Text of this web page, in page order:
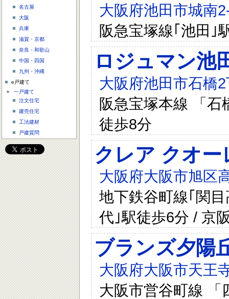
大阪府池田市城南
阪急宝塚線｢池田｣
ロジュマン池
大阪府池田市石橋
阪急宝塚本線 「石
徒歩8分
クレア クオー
大阪府大阪市旭区
地下鉄谷町線｢関
代｣駅徒歩6分 / 京
ブランズ夕陽
大阪府大阪市天王
大阪市営谷町線 「
名古屋
大阪
兵庫
滋賀・京都
奈良・和歌山
中国・四国
九州・沖縄
e戸建て
一戸建て
注文住宅
建売住宅
工法建材
戸建質問